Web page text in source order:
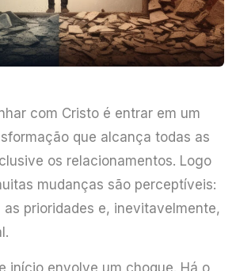
com Cristo é entrar em um
que alcança todas as
os relacionamentos. Logo
mudanças são perceptíveis:
prioridades e, inevitavelmente,
início envolve um choque. Há o